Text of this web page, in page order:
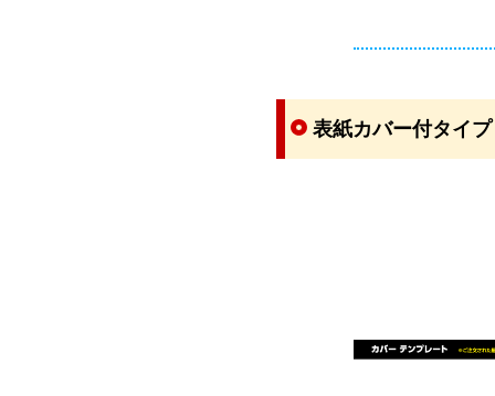
表紙カバー付タイ